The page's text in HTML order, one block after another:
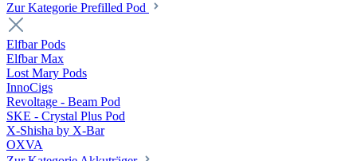
Zur Kategorie Prefilled Pod
Elfbar Pods
Elfbar Max
Lost Mary Pods
InnoCigs
Revoltage - Beam Pod
SKE - Crystal Plus Pod
X-Shisha by X-Bar
OXVA